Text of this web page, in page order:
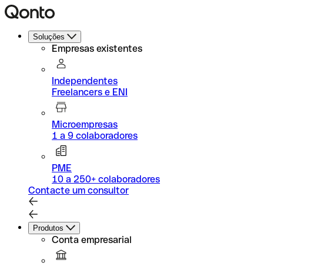
Soluções
Empresas existentes
Independentes
Freelancers e ENI
Microempresas
1 a 9 colaboradores
PME
10 a 250+ colaboradores
Contacte um consultor
Produtos
Conta empresarial